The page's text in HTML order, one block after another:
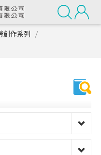
創作系列